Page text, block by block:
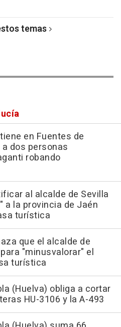
temas
en Fuentes de
dos personas
robando
al alcalde de Sevilla
a la provincia de Jaén
turística
que el alcalde de
"minusvalorar" el
turística
(Huelva) obliga a cortar
HU-3106 y la A-493